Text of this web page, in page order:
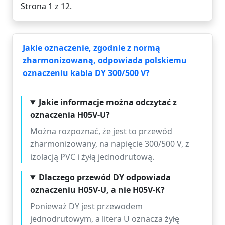
Strona 1 z 12.
Jakie oznaczenie, zgodnie z normą
zharmonizowaną, odpowiada polskiemu
oznaczeniu kabla DY 300/500 V?
Jakie informacje można odczytać z
oznaczenia H05V-U?
Można rozpoznać, że jest to przewód
zharmonizowany, na napięcie 300/500 V, z
izolacją PVC i żyłą jednodrutową.
Dlaczego przewód DY odpowiada
oznaczeniu H05V-U, a nie H05V-K?
Ponieważ DY jest przewodem
jednodrutowym, a litera U oznacza żyłę